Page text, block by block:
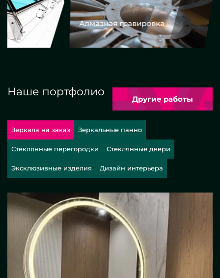
Алмазная гравировка
Наше портфолио
Другие работы
Зеркала на заказ Зеркальные панно
Стеклянные перегородки Стеклянные двери
Эксклюзивные изделия Дизайн интерьера